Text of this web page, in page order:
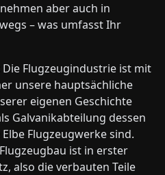
aber auch in
– was umfasst Ihr
Die Flugzeugindustrie ist mit
unsere hauptsächliche
eigenen Geschichte
Galvanikabteilung dessen
Flugzeugwerke sind.
ist in erster
also die verbauten Teile